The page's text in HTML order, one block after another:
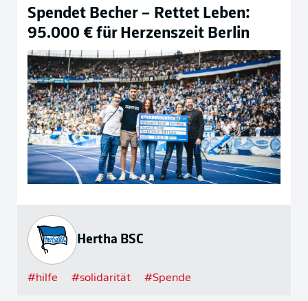
Spendet Becher – Rettet Leben:
95.000 € für Herzenszeit Berlin
Hertha BSC
#hilfe #solidarität #Spende